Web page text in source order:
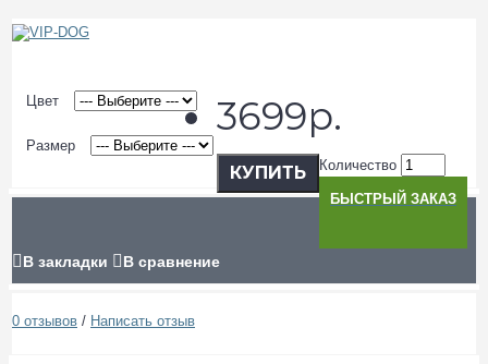
Цвет
Размер
3699р.
Количество
КУПИТЬ
БЫСТРЫЙ ЗАКАЗ
В закладки В сравнение
0 отзывов / Написать отзыв